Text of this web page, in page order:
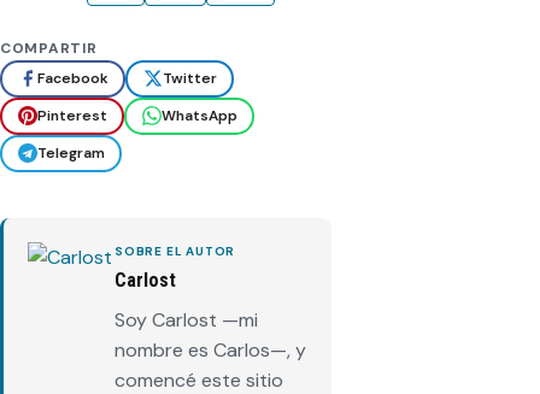
COMPARTIR
Facebook
Twitter
Pinterest
WhatsApp
Telegram
SOBRE EL AUTOR
Carlost
Soy Carlost —mi
nombre es Carlos—, y
comencé este sitio